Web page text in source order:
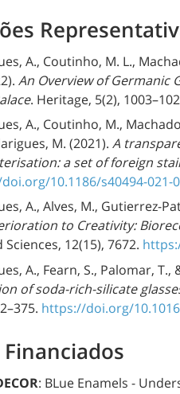
A., Coutinho, M. L.,
An Overview of Germanic
. Heritage, 5(2),
A., Coutinho, M.,
M. (2021). A
a set of foreign
10.1186/s40494-021-
A., Alves, M., Gutierrez-
to Creativity:
Sciences, 12(15), 7672.
A., Fearn, S., Palomar, T.,
of soda-rich-silicate
https://doi.org/
: BLue Enamels -